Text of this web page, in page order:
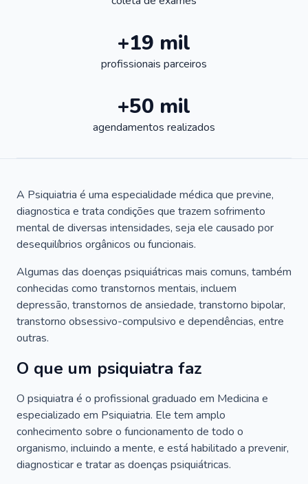
+19 mil
profissionais parceiros
+50 mil
agendamentos realizados
A Psiquiatria é uma especialidade médica que previne,
diagnostica e trata condições que trazem sofrimento
mental de diversas intensidades, seja ele causado por
desequilíbrios orgânicos ou funcionais.
Algumas das doenças psiquiátricas mais comuns, também
conhecidas como transtornos mentais, incluem
depressão, transtornos de ansiedade, transtorno bipolar,
transtorno obsessivo-compulsivo e dependências, entre
outras.
O que um psiquiatra faz
O psiquiatra é o profissional graduado em Medicina e
especializado em Psiquiatria. Ele tem amplo
conhecimento sobre o funcionamento de todo o
organismo, incluindo a mente, e está habilitado a prevenir,
diagnosticar e tratar as doenças psiquiátricas.